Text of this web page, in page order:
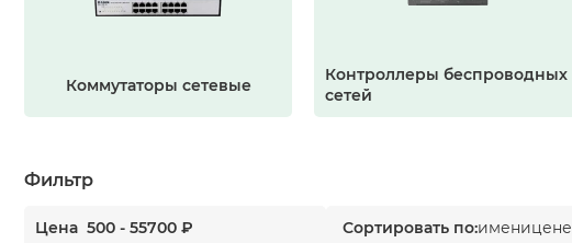
Коммутаторы сетевые
Контроллеры беспроводных
сетей
Фильтр
Цена 500 - 55700 ₽ Сортировать по:именицене